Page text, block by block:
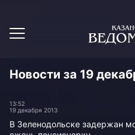
Новости за 19
13:52
19 декабря 2013
В Зеленодольске задержан